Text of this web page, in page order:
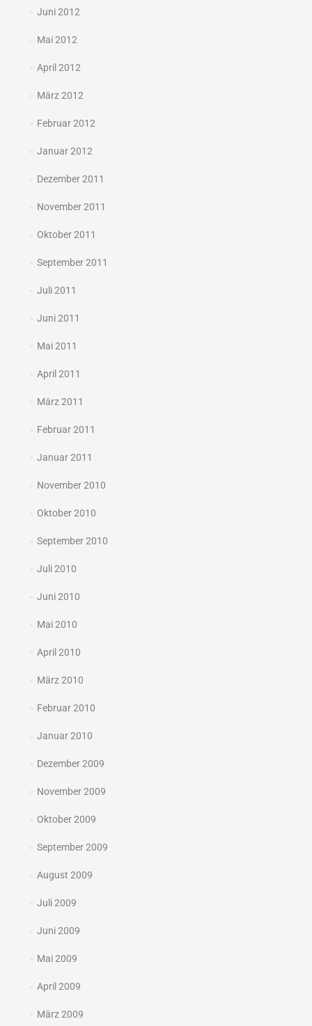
Juni 2012
Mai 2012
April 2012
März 2012
Februar 2012
Januar 2012
Dezember 2011
November 2011
Oktober 2011
September 2011
Juli 2011
Juni 2011
Mai 2011
April 2011
März 2011
Februar 2011
Januar 2011
November 2010
Oktober 2010
September 2010
Juli 2010
Juni 2010
Mai 2010
April 2010
März 2010
Februar 2010
Januar 2010
Dezember 2009
November 2009
Oktober 2009
September 2009
August 2009
Juli 2009
Juni 2009
Mai 2009
April 2009
März 2009